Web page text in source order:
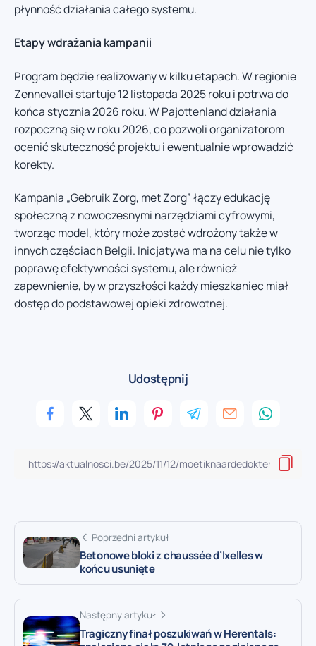
płynność działania całego systemu.
Etapy wdrażania kampanii
Program będzie realizowany w kilku etapach. W regionie
Zennevallei startuje 12 listopada 2025 roku i potrwa do
końca stycznia 2026 roku. W Pajottenland działania
rozpoczną się w roku 2026, co pozwoli organizatorom
ocenić skuteczność projektu i ewentualnie wprowadzić
korekty.
Kampania „Gebruik Zorg, met Zorg” łączy edukację
społeczną z nowoczesnymi narzędziami cyfrowymi,
tworząc model, który może zostać wdrożony także w
innych częściach Belgii. Inicjatywa ma na celu nie tylko
poprawę efektywności systemu, ale również
zapewnienie, by w przyszłości każdy mieszkaniec miał
dostęp do podstawowej opieki zdrowotnej.
Udostępnij
Poprzedni artykuł
Betonowe bloki z chaussée d’Ixelles w
końcu usunięte
Następny artykuł
Tragiczny finał poszukiwań w Herentals: